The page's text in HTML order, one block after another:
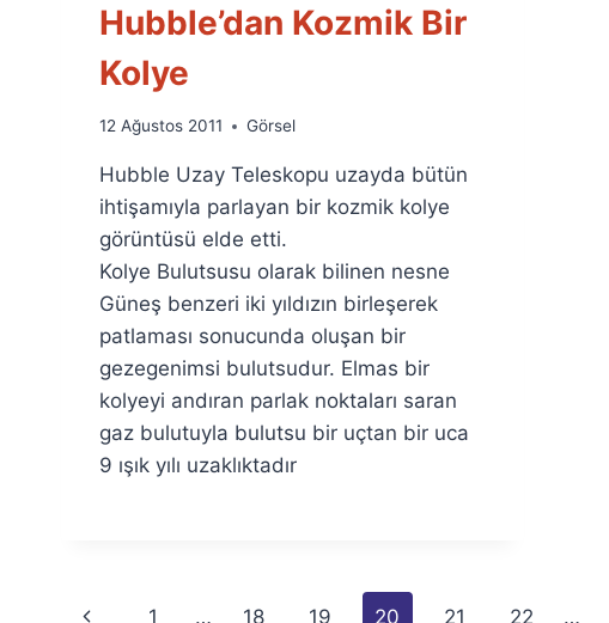
Hubble’dan Kozmik Bir
Kolye
By
Fuat
Özyar
12 Ağustos 2011 Görsel
Hubble Uzay Teleskopu uzayda bütün
ihtişamıyla parlayan bir kozmik kolye
görüntüsü elde etti.
Kolye Bulutsusu olarak bilinen nesne
Güneş benzeri iki yıldızın birleşerek
patlaması sonucunda oluşan bir
gezegenimsi bulutsudur. Elmas bir
kolyeyi andıran parlak noktaları saran
gaz bulutuyla bulutsu bir uçtan bir uca
9 ışık yılı uzaklıktadır
Previous
1 … 18 19 20 21 22 …